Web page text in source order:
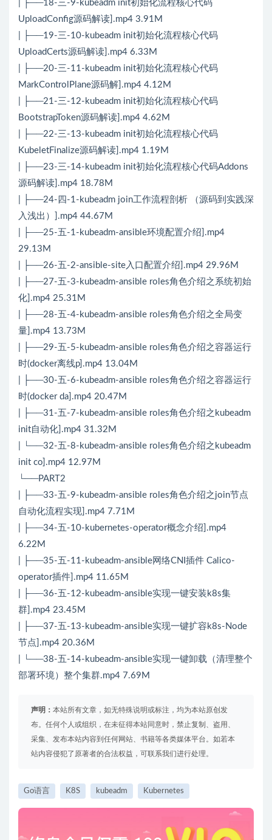
| ├──18-三-9-kubeadm init初始化流程核心代码
UploadConfig源码解读].mp4 3.91M
| ├──19-三-10-kubeadm init初始化流程核心代码
UploadCerts源码解读].mp4 6.33M
| ├──20-三-11-kubeadm init初始化流程核心代码
MarkControlPlane源码解].mp4 4.12M
| ├──21-三-12-kubeadm init初始化流程核心代码
BootstrapToken源码解读].mp4 4.62M
| ├──22-三-13-kubeadm init初始化流程核心代码
KubeletFinalize源码解读].mp4 1.19M
| ├──23-三-14-kubeadm init初始化流程核心代码Addons
源码解读].mp4 18.78M
| ├──24-四-1-kubeadm join工作流程剖析 （源码到实践深
入浅出）].mp4 44.67M
| ├──25-五-1-kubeadm-ansible环境配置介绍].mp4
29.13M
| ├──26-五-2-ansible-site入口配置介绍].mp4 29.96M
| ├──27-五-3-kubeadm-ansible roles角色介绍之系统初始
化].mp4 25.31M
| ├──28-五-4-kubeadm-ansible roles角色介绍之全局变
量].mp4 13.73M
| ├──29-五-5-kubeadm-ansible roles角色介绍之容器运行
时(docker离线p].mp4 13.04M
| ├──30-五-6-kubeadm-ansible roles角色介绍之容器运行
时(docker da].mp4 20.47M
| ├──31-五-7-kubeadm-ansible roles角色介绍之kubeadm
init自动化].mp4 31.32M
| └──32-五-8-kubeadm-ansible roles角色介绍之kubeadm
init co].mp4 12.97M
└──PART2
| ├──33-五-9-kubeadm-ansible roles角色介绍之join节点
自动化流程实现].mp4 7.71M
| ├──34-五-10-kubernetes-operator概念介绍].mp4
6.22M
| ├──35-五-11-kubeadm-ansible网络CNI插件 Calico-
operator插件].mp4 11.65M
| ├──36-五-12-kubeadm-ansible实现一键安装k8s集
群].mp4 23.45M
| ├──37-五-13-kubeadm-ansible实现一键扩容k8s-Node
节点].mp4 20.36M
| └──38-五-14-kubeadm-ansible实现一键卸载（清理整个
部署环境）整个集群.mp4 7.69M
声明： 本站所有文章，如无特殊说明或标注，均为本站原创发
布。任何个人或组织，在未征得本站同意时，禁止复制、盗用、
采集、发布本站内容到任何网站、书籍等各类媒体平台。如若本
站内容侵犯了原著者的合法权益，可联系我们进行处理。
Go语言 K8S kubeadm Kubernetes